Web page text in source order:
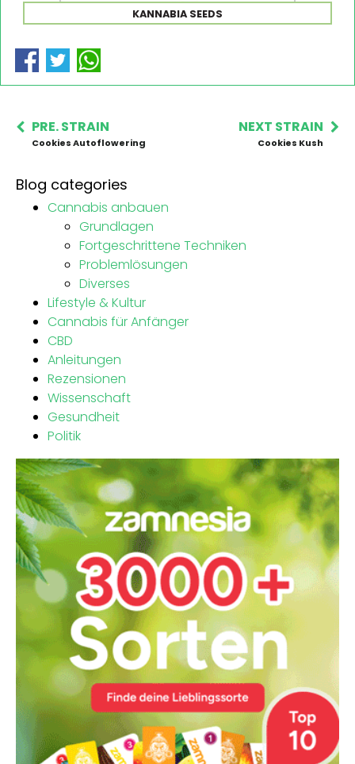
KANNABIA SEEDS
PRE. STRAIN
Cookies Autoflowering
NEXT STRAIN
Cookies Kush
Blog categories
Cannabis anbauen
Grundlagen
Fortgeschrittene Techniken
Problemlösungen
Diverses
Lifestyle & Kultur
Cannabis für Anfänger
CBD
Anleitungen
Rezensionen
Wissenschaft
Gesundheit
Politik